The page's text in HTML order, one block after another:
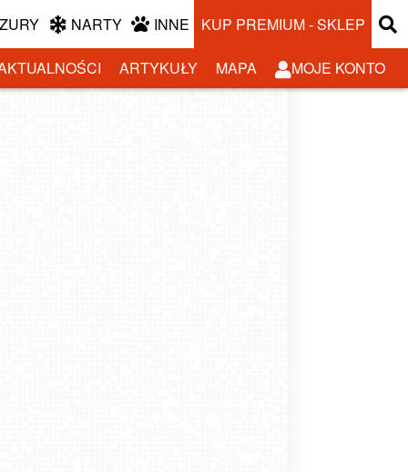
NARTY INNE KUP PREMIUM - SKLEP
ARTYKUŁY MAPA
MOJE KONTO